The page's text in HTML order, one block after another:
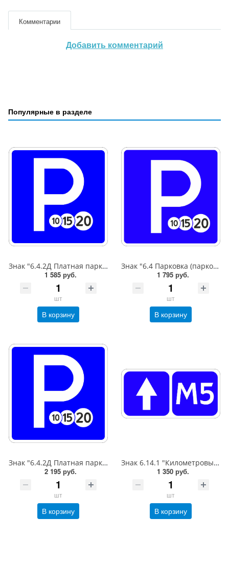
Комментарии
Добавить комментарий
Популярные в разделе
Знак "6.4.2Д Платная парковка для автотранспорта»,B=600,Тип А Коммерческая (3 года),металл 0.8 мм
1 585 руб.
шт
В корзину
Знак "6.4 Парковка (парковочное место)",B=600,Тип А (1б) Микропризм. (7-9 лет)металл 0.8 мм
1 795 руб.
шт
В корзину
Знак "6.4.2Д Платная парковка для автотранспорта»,B=700Тип А (la) Инженерная (5 лет)металл 0.8 мм
2 195 руб.
шт
В корзину
Знак 6.14.1 "Километровый знак",350*700Тип А (1б) Микропризм. (7-9 лет)металл 0.8 мм
1 350 руб.
шт
В корзину